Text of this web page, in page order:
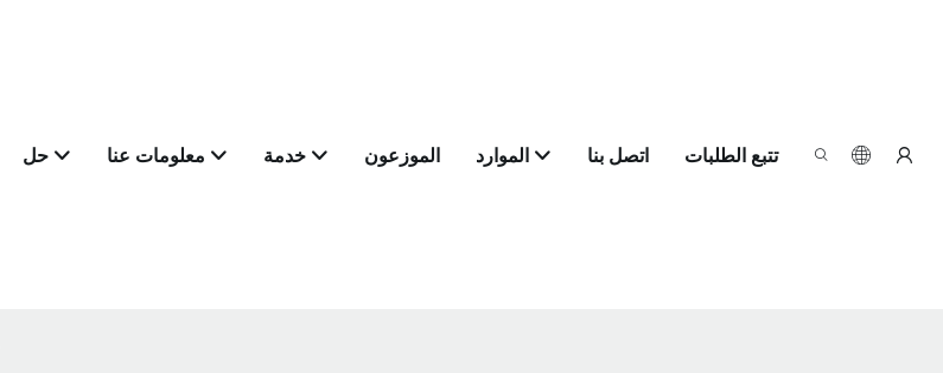
حل معلومات عنا خدمة الموزعون الموارد اتصل بنا تتبع الطلبات